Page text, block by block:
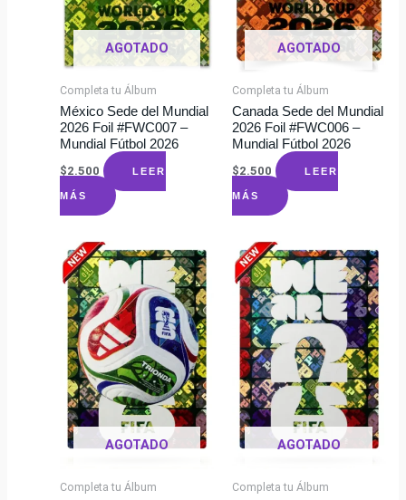
AGOTADO
Completa tu Álbum
México Sede del Mundial
2026 Foil #FWC007 –
Mundial Fútbol 2026
$2.500 LEER
MÁS
AGOTADO
Completa tu Álbum
Canada Sede del Mundial
2026 Foil #FWC006 –
Mundial Fútbol 2026
$2.500 LEER
MÁS
AGOTADO
Completa tu Álbum
AGOTADO
Completa tu Álbum